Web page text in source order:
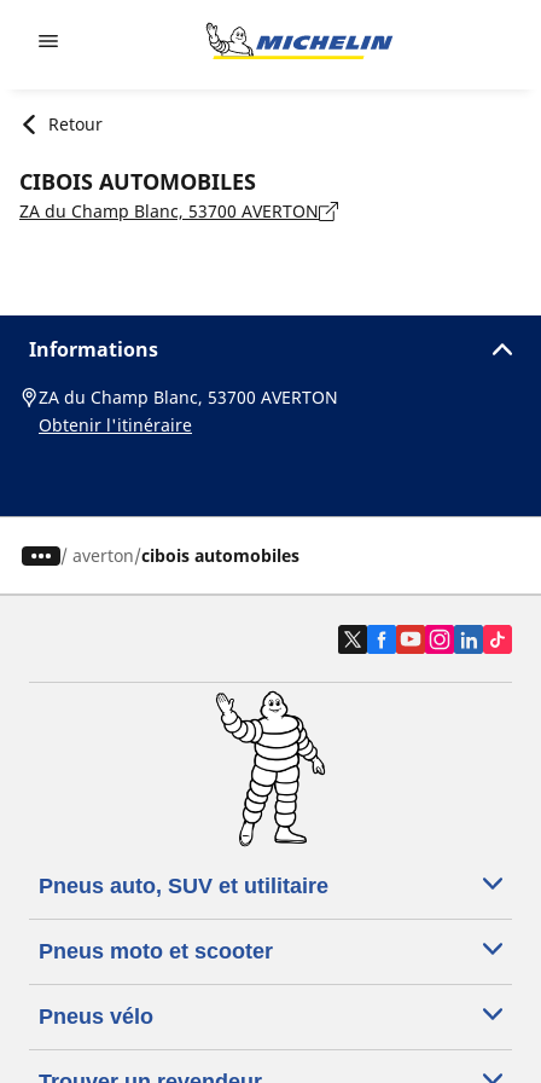
Retour
CIBOIS AUTOMOBILES
ZA du Champ Blanc, 53700 AVERTON
Informations
ZA du Champ Blanc, 53700 AVERTON
Obtenir l'itinéraire
/ averton cibois automobiles
Pneus auto, SUV et utilitaire
Pneus moto et scooter
Pneus vélo